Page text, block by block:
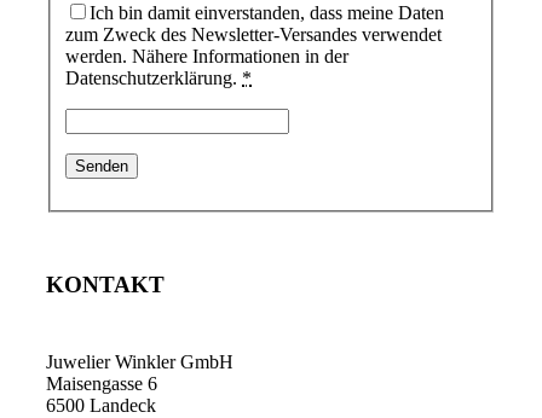
Ich bin damit einverstanden, dass meine Daten
zum Zweck des Newsletter-Versandes verwendet
werden. Nähere Informationen in der
Datenschutzerklärung. *
KONTAKT
Juwelier Winkler GmbH
Maisengasse 6
6500 Landeck